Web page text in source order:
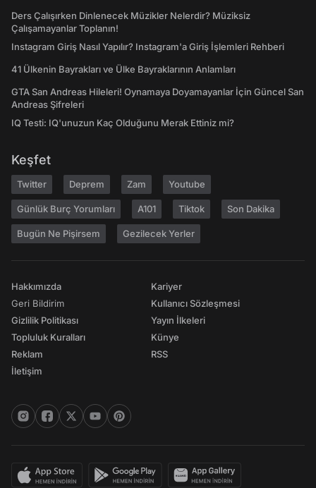
Ders Çalışırken Dinlenecek Müzikler Nelerdir? Müziksiz
Çalışamayanlar Toplanın!
Instagram Giriş Nasıl Yapılır? Instagram'a Giriş İşlemleri Rehberi
41 Ülkenin Bayrakları ve Ülke Bayraklarının Anlamları
GTA San Andreas Hileleri! Oynamaya Doyamayanlar İçin Güncel San
Andreas Şifreleri
IQ Testi: IQ'unuzun Kaç Olduğunu Merak Ettiniz mi?
Keşfet
Twitter Deprem Zam Youtube
Günlük Burç Yorumları A101 Tiktok Son Dakika
Bugün Ne Pişirsem Gezilecek Yerler
Hakkımızda
Geri Bildirim
Gizlilik Politikası
Topluluk Kuralları
Reklam
İletişim
Kariyer
Kullanıcı Sözleşmesi
Yayın İlkeleri
Künye
RSS